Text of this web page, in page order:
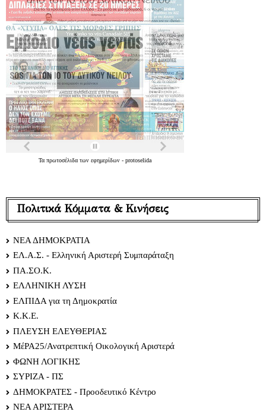
Τα πρωτοσέλιδα των εφημερίδων - protoselida
Πολιτικά Κόμματα & Κινήσεις
ΝΕΑ ΔΗΜΟΚΡΑΤΙΑ
ΕΛ.Α.Σ. - Ελληνική Αριστερή Συμπαράταξη
ΠΑ.ΣΟ.Κ.
ΕΛΛΗΝΙΚΗ ΛΥΣΗ
ΕΛΠΙΔΑ για τη Δημοκρατία
Κ.Κ.Ε.
ΠΛΕΥΣΗ ΕΛΕΥΘΕΡΙΑΣ
ΜέΡΑ25/Ανατρεπτική Οικολογική Αριστερά
ΦΩΝΗ ΛΟΓΙΚΗΣ
ΣΥΡΙΖΑ - ΠΣ
ΔΗΜΟΚΡΑΤΕΣ - Προοδευτικό Κέντρο
ΝΕΑ ΑΡΙΣΤΕΡΑ